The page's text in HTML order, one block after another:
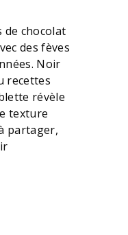
de chocolat
des fèves
Noir
recettes
révèle
texture
partager,